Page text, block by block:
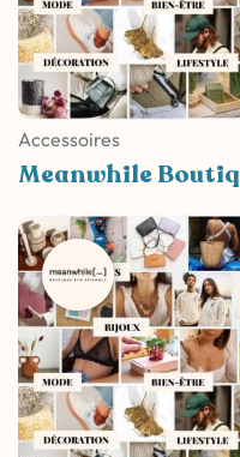
Accessoires
Meanwhile